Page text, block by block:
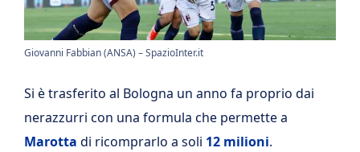
Giovanni Fabbian (ANSA) – SpazioInter.it
Si è trasferito al Bologna un anno fa proprio dai
nerazzurri con una formula che permette a
Marotta di ricomprarlo a soli 12 milioni.